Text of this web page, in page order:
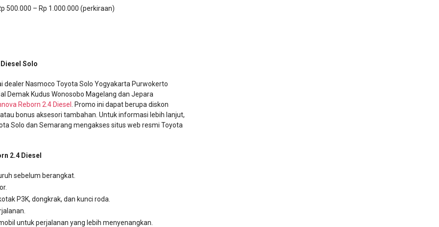
500.000 – Rp 1.000.000 (perkiraan)
Solo
Nasmoco Toyota Solo Yogyakarta Purwokerto
Demak Kudus Wonosobo Magelang dan Jepara
Reborn 2.4 Diesel
. Promo ini dapat berupa diskon
bonus aksesori tambahan. Untuk informasi lebih lanjut,
Solo dan Semarang mengakses situs web resmi Toyota
2.4 Diesel
sebelum berangkat.
P3K, dongkrak, dan kunci roda.
untuk perjalanan yang lebih menyenangkan.